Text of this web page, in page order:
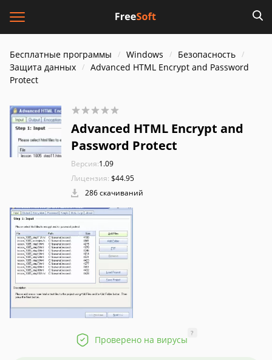
Бесплатные программы Windows
Безопасность
Защита данных
Advanced HTML Encrypt and Password
Protect
Advanced HTML Encrypt and
Password Protect
Версия:1.09
Лицензия: $44.95
286 скачиваний
Проверено на вирусы
?